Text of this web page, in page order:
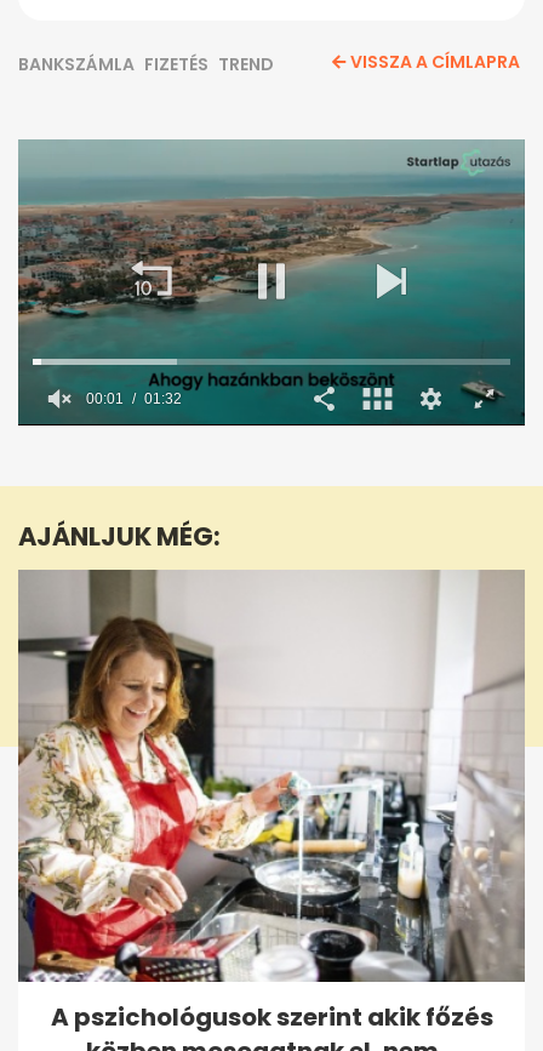
BANKSZÁMLA FIZETÉS TREND VISSZA A CÍMLAPRA
1
32
seconds
AJÁNLJUK MÉG:
A pszichológusok szerint akik főzés